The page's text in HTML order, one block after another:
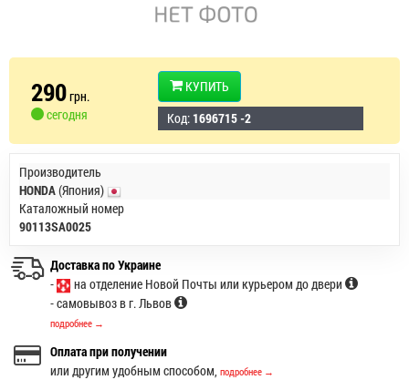
290грн.
сегодня
КУПИТЬ
Код: 1696715 -2
Производитель
HONDA(Япония)
Каталожный номер
90113SA0025
Доставка по Украине
-
на отделение Новой Почты или курьером до двери
- самовывоз в г. Львов
подробнее →
Оплата при получении
или другим удобным способом, подробнее →